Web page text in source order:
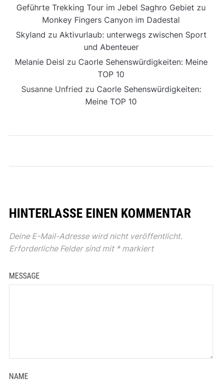
Geführte Trekking Tour im Jebel Saghro Gebiet zu
Monkey Fingers Canyon im Dadestal
Skyland zu Aktivurlaub: unterwegs zwischen Sport
und Abenteuer
Melanie Deisl zu Caorle Sehenswürdigkeiten: Meine
TOP 10
Susanne Unfried zu Caorle Sehenswürdigkeiten:
Meine TOP 10
HINTERLASSE EINEN KOMMENTAR
Deine E-Mail-Adresse wird nicht veröffentlicht.
Erforderliche Felder sind mit *markiert
MESSAGE
NAME